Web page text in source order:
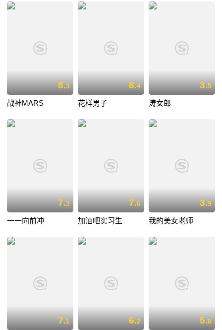
8.3
战神MARS
8.4
花样男子
3.5
涛女郎
7.3
一一向前冲
7.6
加油吧实习生
3.9
我的美女老师
7.1 6.2 5.8